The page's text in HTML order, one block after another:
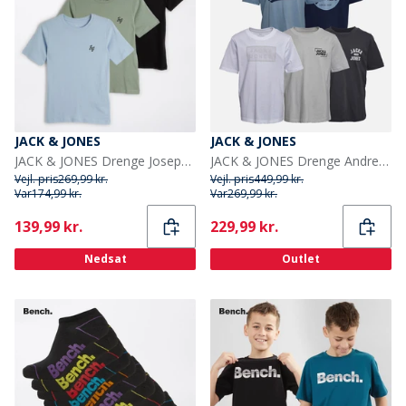
JACK & JONES
JACK & JONES Drenge Joseph Tre Pak T-shirts Iceberg Green
Vejl. pris269,99 kr.
Var174,99 kr.
Current
139,99 kr.
Nedsat
JACK & JONES
JACK & JONES Drenge Andrew Fem Pak T shirts Sort
Vejl. pris449,99 kr.
Var269,99 kr.
Current
229,99 kr.
Outlet